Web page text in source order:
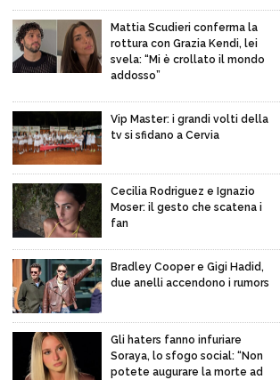
Mattia Scudieri conferma la
rottura con Grazia Kendi, lei
svela: “Mi è crollato il mondo
addosso”
Vip Master: i grandi volti della
tv si sfidano a Cervia
Cecilia Rodriguez e Ignazio
Moser: il gesto che scatena i
fan
Bradley Cooper e Gigi Hadid,
due anelli accendono i rumors
Gli haters fanno infuriare
Soraya, lo sfogo social: “Non
potete augurare la morte ad